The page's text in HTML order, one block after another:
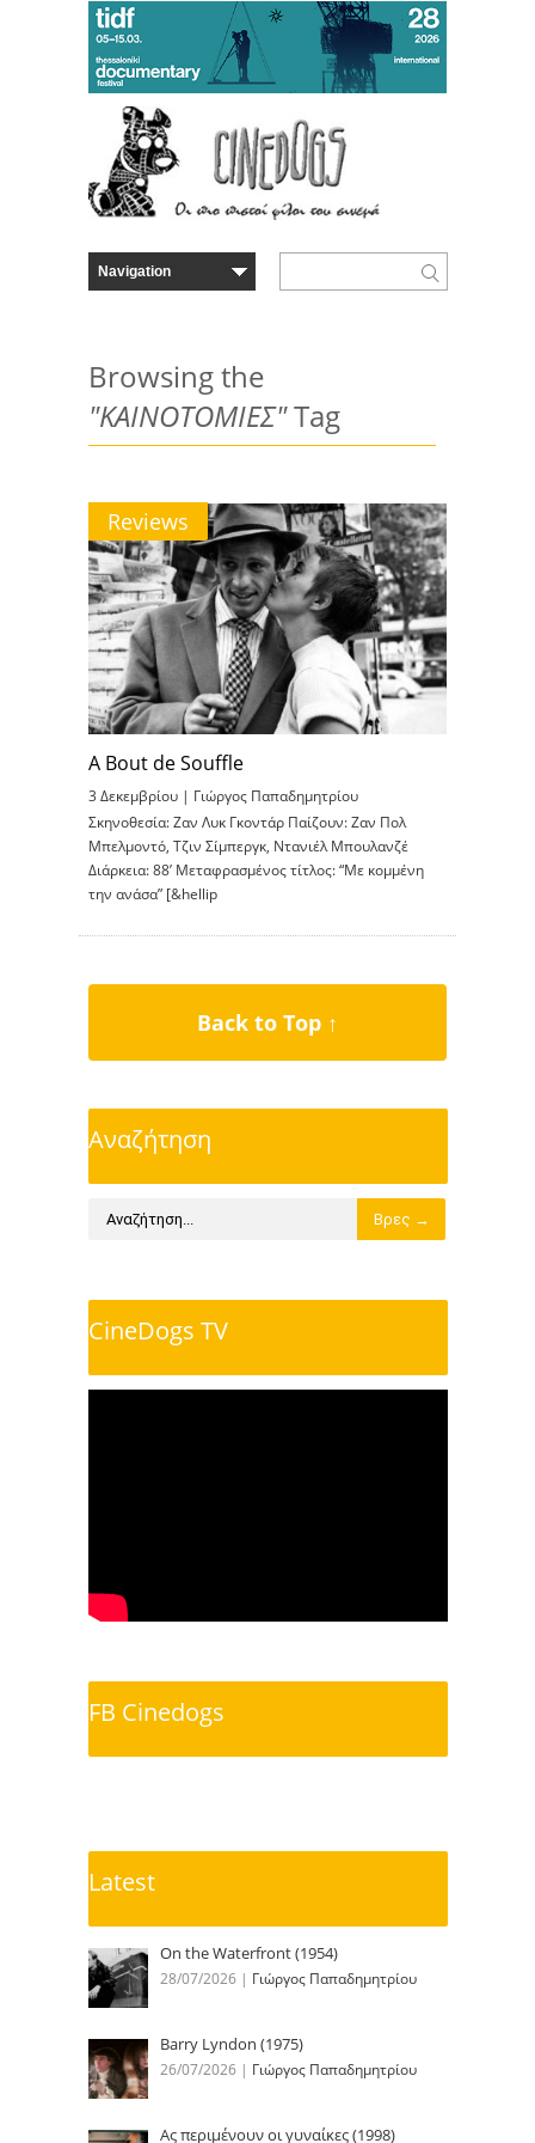
Browsing the
"ΚΑΙΝΟΤΟΜΙΕΣ"Tag
Reviews
A Bout de Souffle
3 Δεκεμβρίου | Γιώργος Παπαδημητρίου
Σκηνοθεσία: Ζαν Λυκ Γκοντάρ Παίζουν: Ζαν Πολ
Μπελμοντό, Τζιν Σίμπεργκ, Ντανιέλ Μπουλανζέ
Διάρκεια: 88’ Μεταφρασμένος τίτλος: “Με κομμένη
την ανάσα” [&hellip
Back to Top ↑
Αναζήτηση
CineDogs TV
FB Cinedogs
Latest
On the Waterfront (1954)
28/07/2026 | Γιώργος Παπαδημητρίου
Barry Lyndon (1975)
26/07/2026 | Γιώργος Παπαδημητρίου
Ας περιμένουν οι γυναίκες (1998)